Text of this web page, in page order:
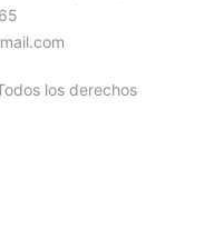
los derechos